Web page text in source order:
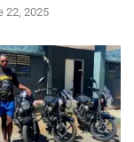
22, 2025